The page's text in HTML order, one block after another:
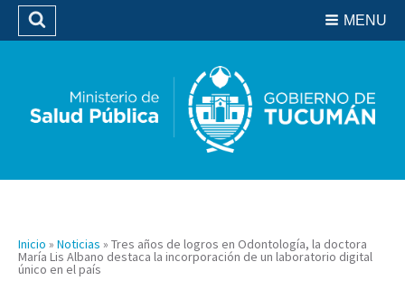
Biblioteca
MENU
Buscar
Inicio » Noticias » Tres años de logros en Odontología, la doctora
María Lis Albano destaca la incorporación de un laboratorio digital
único en el país